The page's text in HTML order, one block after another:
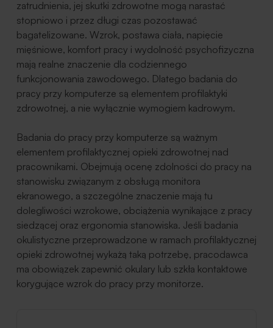
zatrudnienia, jej skutki zdrowotne mogą narastać
stopniowo i przez długi czas pozostawać
bagatelizowane. Wzrok, postawa ciała, napięcie
mięśniowe, komfort pracy i wydolność psychofizyczna
mają realne znaczenie dla codziennego
funkcjonowania zawodowego. Dlatego badania do
pracy przy komputerze są elementem profilaktyki
zdrowotnej, a nie wyłącznie wymogiem kadrowym.
Badania do pracy przy komputerze są ważnym
elementem profilaktycznej opieki zdrowotnej nad
pracownikami. Obejmują ocenę zdolności do pracy na
stanowisku związanym z obsługą monitora
ekranowego, a szczególne znaczenie mają tu
dolegliwości wzrokowe, obciążenia wynikające z pracy
siedzącej oraz ergonomia stanowiska. Jeśli badania
okulistyczne przeprowadzone w ramach profilaktycznej
opieki zdrowotnej wykażą taką potrzebę, pracodawca
ma obowiązek zapewnić okulary lub szkła kontaktowe
korygujące wzrok do pracy przy monitorze.